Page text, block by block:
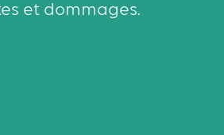
et dommages.